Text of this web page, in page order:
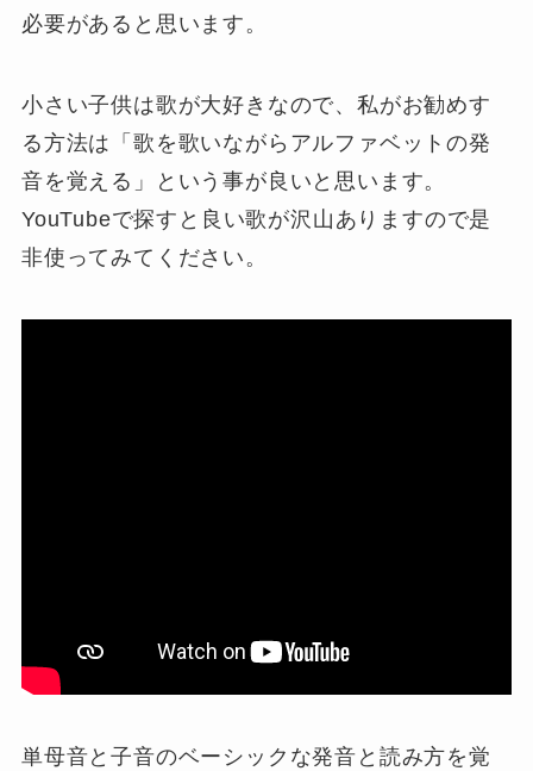
必要があると思います。
小さい子供は歌が大好きなので、私がお勧めす
る方法は「歌を歌いながらアルファベットの発
音を覚える」という事が良いと思います。
YouTubeで探すと良い歌が沢山ありますので是
非使ってみてください。
単母音と子音のベーシックな発音と読み方を覚